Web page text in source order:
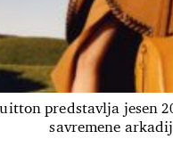
predstavlja jesen
savremene